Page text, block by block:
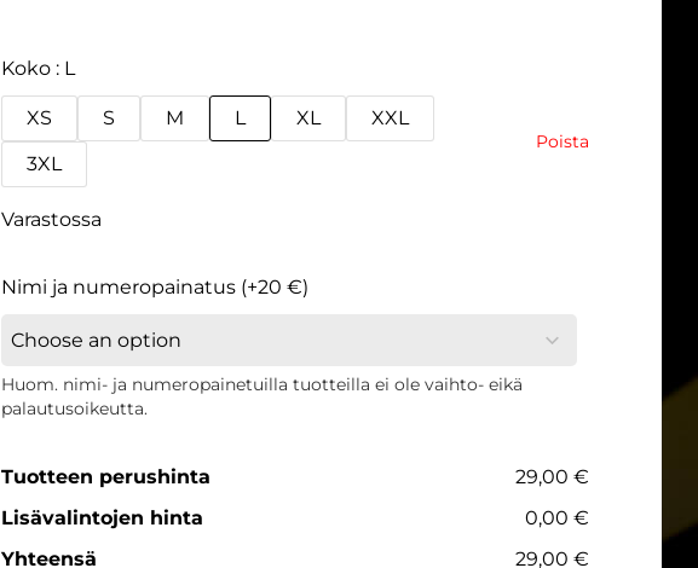
Koko L
XS S M L XL
XXL
3XL
Poista
Varastossa
Nimi ja numeropainatus (+20 €)
Huom. nimi- ja numeropainetuilla tuotteilla ei ole vaihto- eikä
palautusoikeutta.
Tuotteen perushinta
29,00 €
Lisävalintojen hinta
0,00 €
Yhteensä
29,00 €